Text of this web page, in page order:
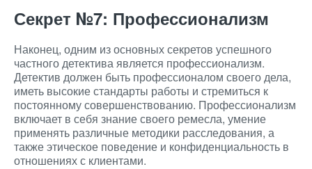
Секрет №7: Профессионализм
Наконец, одним из основных секретов успешного
частного детектива является профессионализм.
Детектив должен быть профессионалом своего дела,
иметь высокие стандарты работы и стремиться к
постоянному совершенствованию. Профессионализм
включает в себя знание своего ремесла, умение
применять различные методики расследования, а
также этическое поведение и конфиденциальность в
отношениях с клиентами.